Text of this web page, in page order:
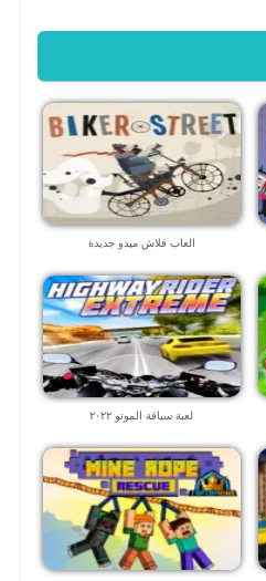
العاب فلاش ميدو جديدة
لعبة سياقة الموتو ٢٠٢٢